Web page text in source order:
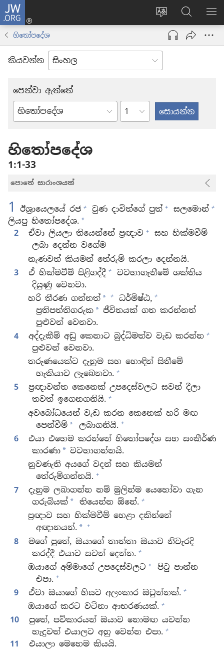
JW.ORG
Change
site
language
ලොගින්
(opens
window)
JW.ORG
වෙබ්
අඩවියෙන්
හිතෝපදේශ
කියවන්න
පෙන්වා ඇත්තේ
බයිබලයේ
පරිච්ඡේදය
හිතෝපදේශ
1:1-33
පොතේ සාරාංශයක්
1 ඊශ්‍රායෙලයේ රජ + වුණ දාවිත්ගේ පුත් + සලමොන් +
ලියපු හිතෝපදේශ. *
2
ඒවා ලියලා තියෙන්නේ ප්‍රඥාව +
සහ හික්මවීම්
ලබා දෙන්න වගේම
නැණවත් කියමන් තේරුම් කරලා දෙන්නයි.
3
ඒ හික්මවීම් පිළිගද්දී +
වටහාගැනීමේ ශක්තිය
දියුණු වෙනවා.
හරි තීරණ ගන්නත් * + ධර්මිෂ්ඨ, +
ප්‍රතිපත්තිගරුක * ජීවිතයක් ගත කරන්නත්
පුළුවන් වෙනවා.
4
අද්දැකීම් අඩු කෙනාට බුද්ධිමත්ව වැඩ කරන්න +
පුළුවන් වෙනවා.
තරුණයෙක්ට දැනුම සහ හොඳින් සිතීමේ
හැකියාව ලැබෙනවා. +
5
ප්‍රඥාවන්ත කෙනෙක් උපදෙස්වලට සවන් දීලා
තවත් ඉගෙනගනියි. +
අවබෝධයෙන් වැඩ කරන කෙනෙක් හරි මඟ
පෙන්වීම් * ලබාගනියි. +
6
එයා එහෙම කරන්නේ හිතෝපදේශ සහ සංකීර්ණ
කාරණා * වටහාගන්නයි.
නුවණැති අයගේ වදන් සහ කියමන්
තේරුම්ගන්නයි. +
7
දැනුම ලබාගන්න නම් මුලින්ම යෙහෝවා ගැන
ගරුබියක් * තියෙන්න ඕනේ. +
ප්‍රඥාව සහ හික්මවීම් හෙළා දකින්නේ
අඥානයන්. * +
8
මගේ පුතේ, ඔයාගේ තාත්තා ඔයාව නිවැරදි
කරද්දී එයාට සවන් දෙන්න. +
ඔයාගේ අම්මාගේ උපදෙස්වලට * පිටු පාන්න
එපා. +
9 ඒවා ඔයාගේ හිසට අලංකාර ඔටුන්නක්. +
ඔයාගේ කරට වටිනා ආභරණයක්. +
10
පුතේ, පව්කාරයන් ඔයාව නොමඟ යවන්න
හැදුවත් එයාලට අහු වෙන්න එපා. +
11
එයාලා මෙහෙම කියයි.